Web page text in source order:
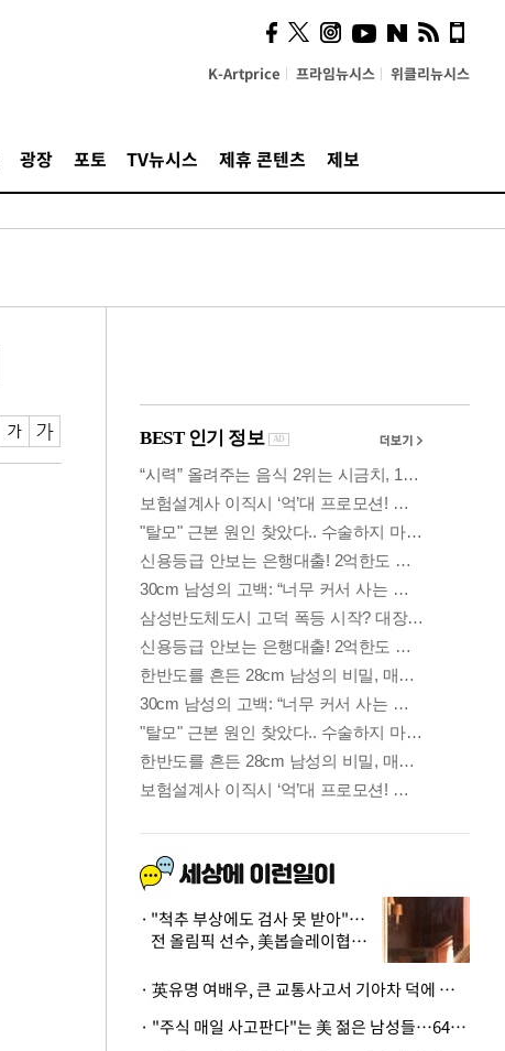
K-Artprice 프라임뉴시스 위클리뉴시스
광장 포토 TV뉴시스 제휴 콘텐츠 제보
사이 해답 찾았죠"…알을
깨고 나온 '초자아'
"척추 부상에도 검사 못 받아"…
전 올림픽 선수, 美봅슬레이협회
· 英유명 여배우, 큰 교통사고서 기아차 덕에 살았다
· "주식 매일 사고판다"는 美 젊은 남성들…64%가 "나는 인생의 패배자“